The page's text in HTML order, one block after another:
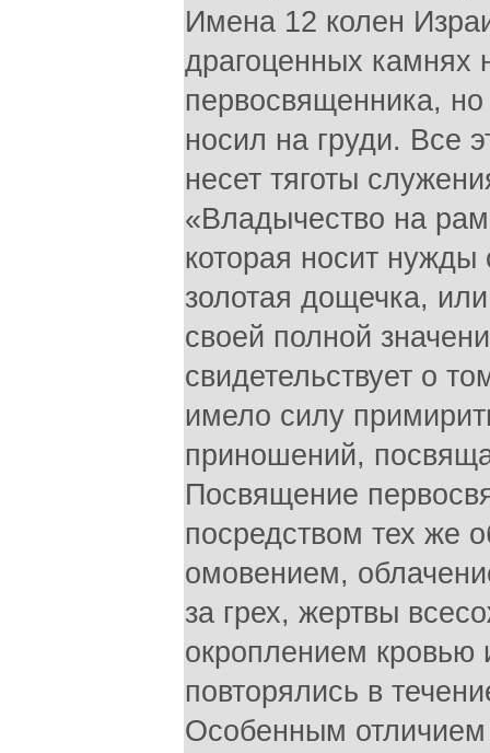
Имена 12 колен
драгоценных камнях
первосвященника,
носил на груди. Все
несет тяготы
«Владычество на
которая носит
золотая дощечка,
своей полной
свидетельствует о
имело силу
приношений,
Посвящение
посредством тех же
омовением,
за грех, жертвы
окроплением кровью
повторялись в
Особенным